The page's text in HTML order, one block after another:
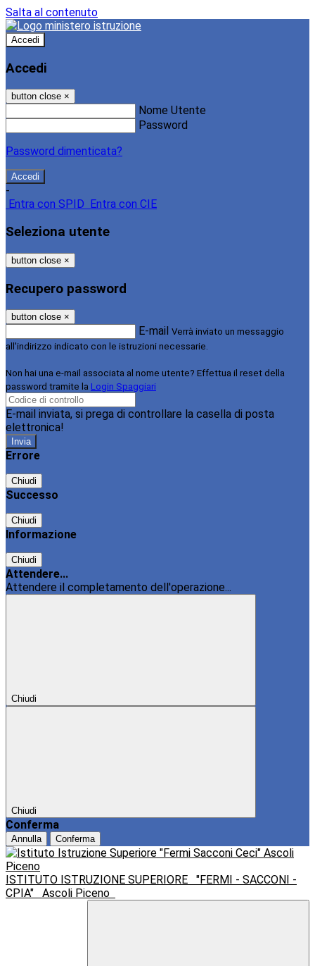
Salta al contenuto
Accedi
Accedi
button close ×
Nome Utente
Password
Password dimenticata?
-
Entra con SPID
Entra con CIE
Seleziona utente
button close ×
Recupero password
button close ×
E-mail Verrà inviato un messaggio
all'indirizzo indicato con le istruzioni necessarie.
Non hai una e-mail associata al nome utente? Effettua il reset della
password tramite la Login Spaggiari
E-mail inviata, si prega di controllare la casella di posta
elettronica!
Errore
Chiudi
Successo
Chiudi
Informazione
Chiudi
Attendere...
Attendere il completamento dell'operazione...
Chiudi
Chiudi
Conferma
Annulla Conferma
ISTITUTO ISTRUZIONE SUPERIORE
"FERMI - SACCONI -
CPIA"
Ascoli Piceno